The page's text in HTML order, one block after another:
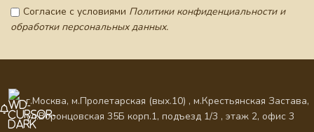
Согласие с условиями Политики конфиденциальности и
обработки персональных данных.
г.Москва, м.Пролетарская (вых.10) , м.Крестьянская Застава,
ул.Воронцовская 35Б корп.1, подъезд 1/3 , этаж 2, офис 3